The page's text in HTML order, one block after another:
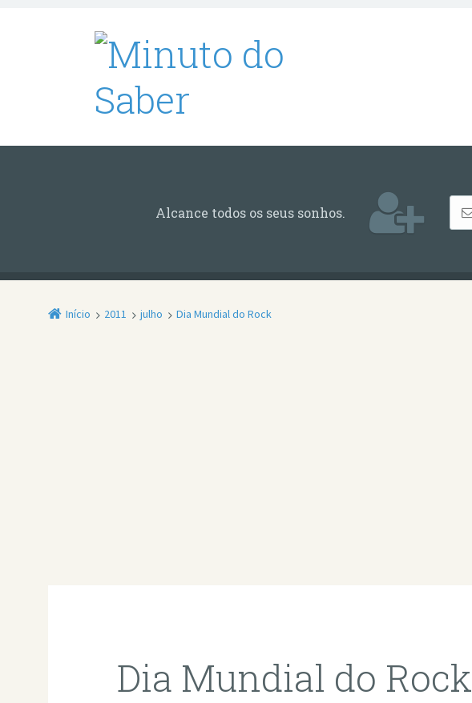
Alcance todos os seus sonhos.
Início 2011 julho Dia Mundial do Rock
Dia Mundial do Rock